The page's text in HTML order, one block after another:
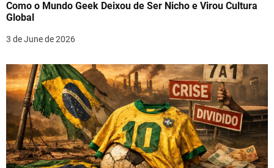
Como o Mundo Geek Deixou de Ser Nicho e Virou Cultura
Global
3 de June de 2026